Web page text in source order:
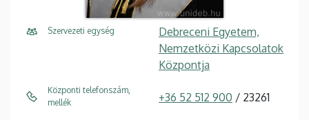
Szervezeti egység
Debreceni Egyetem,
Nemzetközi Kapcsolatok
Központja
Központi telefonszám,
mellék
+36 52 512 900 / 23261